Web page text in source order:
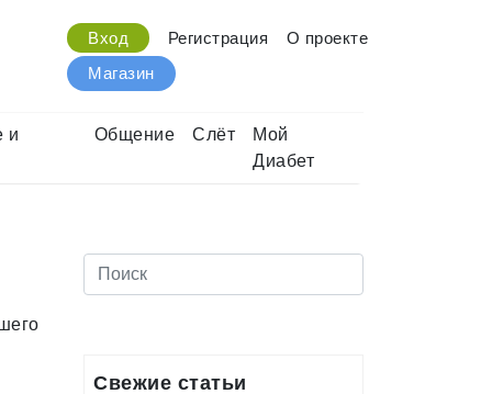
Вход Регистрация
О проекте
Магазин
и
Общение Слёт
Мой
Диабет
Свежие статьи